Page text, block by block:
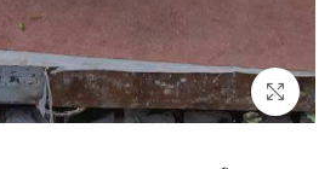
برای بزرگنمایی کلیک کنید